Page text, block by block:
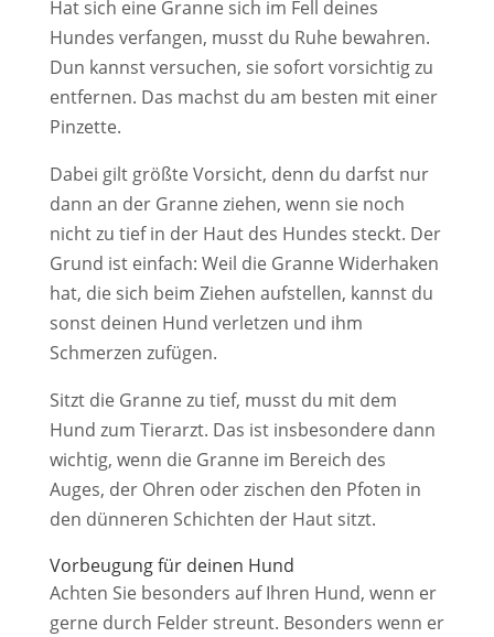
Hat sich eine Granne sich im Fell deines
Hundes verfangen, musst du Ruhe bewahren.
Dun kannst versuchen, sie sofort vorsichtig zu
entfernen. Das machst du am besten mit einer
Pinzette.
Dabei gilt größte Vorsicht, denn du darfst nur
dann an der Granne ziehen, wenn sie noch
nicht zu tief in der Haut des Hundes steckt. Der
Grund ist einfach: Weil die Granne Widerhaken
hat, die sich beim Ziehen aufstellen, kannst du
sonst deinen Hund verletzen und ihm
Schmerzen zufügen.
Sitzt die Granne zu tief, musst du mit dem
Hund zum Tierarzt. Das ist insbesondere dann
wichtig, wenn die Granne im Bereich des
Auges, der Ohren oder zischen den Pfoten in
den dünneren Schichten der Haut sitzt.
Vorbeugung für deinen Hund
Achten Sie besonders auf Ihren Hund, wenn er
gerne durch Felder streunt. Besonders wenn er